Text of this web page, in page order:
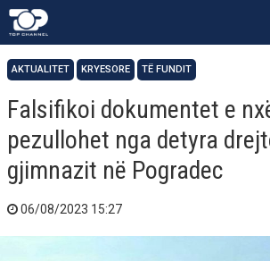
AKTUALITET KRYESORE TË FUNDIT
Falsifikoi dokumentet e
pezullohet nga detyra
gjimnazit në Pogradec
06/08/2023 15:27